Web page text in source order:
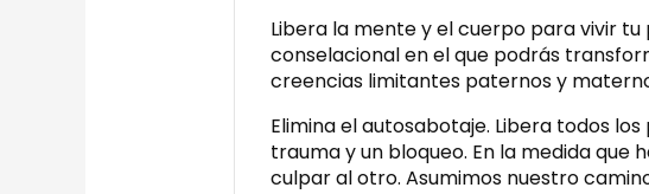
Libera la mente y el cuerpo para vivir
conselacional en el que podrás
creencias limitantes paternos y
Elimina el autosabotaje. Libera todos
trauma y un bloqueo. En la medida que
culpar al otro. Asumimos nuestro